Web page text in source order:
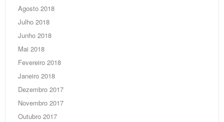
Agosto 2018
Julho 2018
Junho 2018
Mai 2018
Fevereiro 2018
Janeiro 2018
Dezembro 2017
Novembro 2017
Outubro 2017